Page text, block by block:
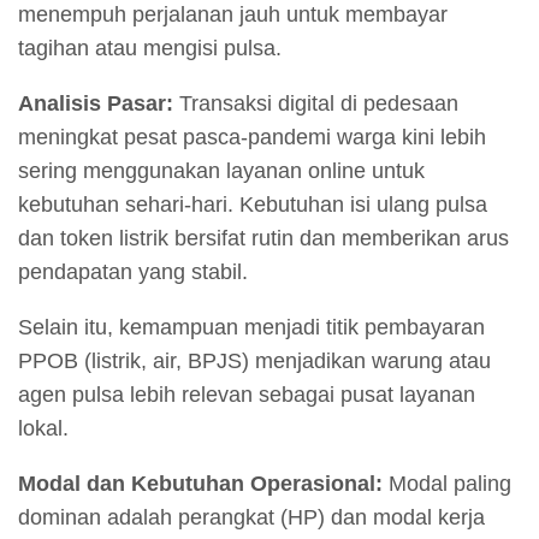
menempuh perjalanan jauh untuk membayar
tagihan atau mengisi pulsa.
Analisis Pasar: Transaksi digital di pedesaan
meningkat pesat pasca-pandemi warga kini lebih
sering menggunakan layanan online untuk
kebutuhan sehari-hari. Kebutuhan isi ulang pulsa
dan token listrik bersifat rutin dan memberikan arus
pendapatan yang stabil.
Selain itu, kemampuan menjadi titik pembayaran
PPOB (listrik, air, BPJS) menjadikan warung atau
agen pulsa lebih relevan sebagai pusat layanan
lokal.
Modal dan Kebutuhan Operasional: Modal paling
dominan adalah perangkat (HP) dan modal kerja